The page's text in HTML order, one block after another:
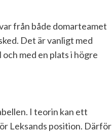
från både domarteamet
Det är vanligt med
med en plats i högre
I teorin kan ett
Leksands position. Därför